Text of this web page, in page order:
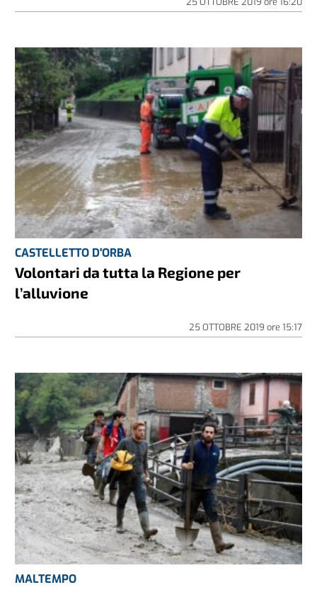
CASTELLETTO D'ORBA
Volontari da tutta la Regione per
l’alluvione
25 OTTOBRE 2019 ore 15:17
MALTEMPO